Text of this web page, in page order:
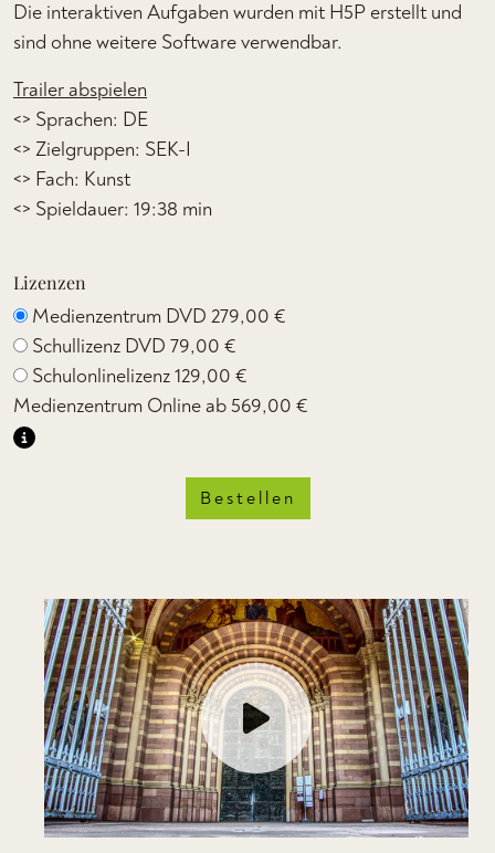
Die interaktiven Aufgaben wurden mit H5P erstellt und
sind ohne weitere Software verwendbar.
Trailer abspielen
<> Sprachen: DE
<> Zielgruppen: SEK-I
<> Fach: Kunst
<> Spieldauer: 19:38 min
Lizenzen
Medienzentrum DVD 279,00 €
Schullizenz DVD 79,00 €
Schulonlinelizenz129,00 €
Medienzentrum Online ab569,00 €
Bestellen